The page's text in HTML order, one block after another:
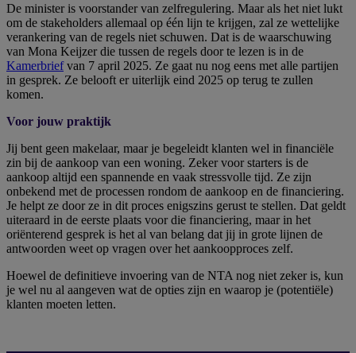
De minister is voorstander van zelfregulering. Maar als het niet lukt
om de stakeholders allemaal op één lijn te krijgen, zal ze wettelijke
verankering van de regels niet schuwen. Dat is de waarschuwing
van Mona Keijzer die tussen de regels door te lezen is in de
Kamerbriefvan 7 april 2025. Ze gaat nu nog eens met alle partijen
in gesprek. Ze belooft er uiterlijk eind 2025 op terug te zullen
komen.
Voor jouw praktijk
Jij bent geen makelaar, maar je begeleidt klanten wel in financiële
zin bij de aankoop van een woning. Zeker voor starters is de
aankoop altijd een spannende en vaak stressvolle tijd. Ze zijn
onbekend met de processen rondom de aankoop en de financiering.
Je helpt ze door ze in dit proces enigszins gerust te stellen. Dat geldt
uiteraard in de eerste plaats voor die financiering, maar in het
oriënterend gesprek is het al van belang dat jij in grote lijnen de
antwoorden weet op vragen over het aankoopproces zelf.
Hoewel de definitieve invoering van de NTA nog niet zeker is, kun
je wel nu al aangeven wat de opties zijn en waarop je (potentiële)
klanten moeten letten.